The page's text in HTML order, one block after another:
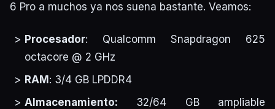
6 Pro a muchos ya nos suena bastante. Veamos:
Procesador: Qualcomm Snapdragon 625
octacore @ 2 GHz
RAM : 3/4 GB LPDDR4
Almacenamiento: 32/64 GB ampliable